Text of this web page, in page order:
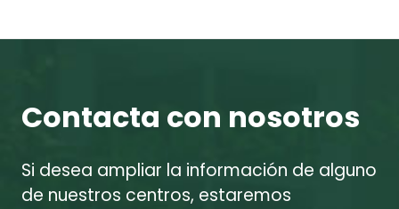
Contacta con nosotros
Si desea ampliar la información de alguno
de nuestros centros, estaremos